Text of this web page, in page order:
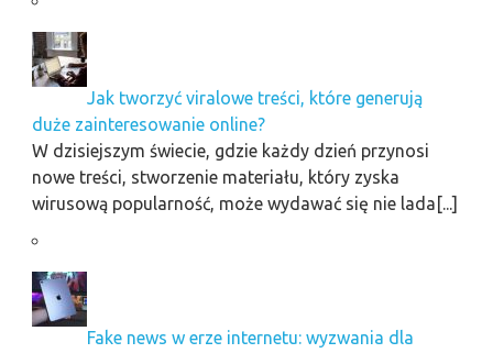
Jak tworzyć viralowe treści, które generują
duże zainteresowanie online?
W dzisiejszym świecie, gdzie każdy dzień przynosi
nowe treści, stworzenie materiału, który zyska
wirusową popularność, może wydawać się nie lada[...]
Fake news w erze internetu: wyzwania dla